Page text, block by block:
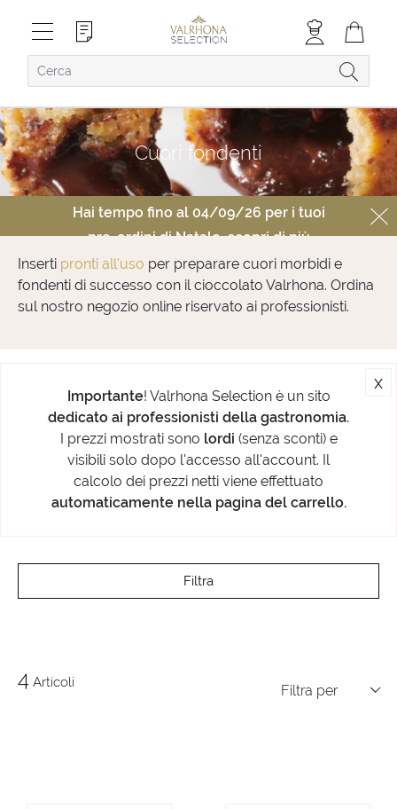
Cuori fondenti
Hai tempo fino al 04/09/26 per i tuoi
pre-ordini di Natale,scopri di più
Inserti pronti all'uso per preparare cuori morbidi e
fondenti di successo con il cioccolato Valrhona. Ordina
sul nostro negozio online riservato ai professionisti.
Importante! Valrhona Selection è un sito
dedicato ai professionisti della gastronomia.
I prezzi mostrati sono lordi (senza sconti) e
visibili solo dopo l'accesso all'account. Il
calcolo dei prezzi netti viene effettuato
automaticamente nella pagina del carrello.
x
Filtra
4 Articoli Filtra per